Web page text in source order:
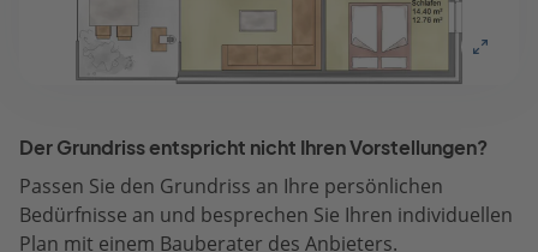
Der Grundriss entspricht nicht Ihren Vorstellungen?
Passen Sie den Grundriss an Ihre persönlichen
Bedürfnisse an und besprechen Sie Ihren individuellen
Plan mit einem Bauberater des Anbieters.